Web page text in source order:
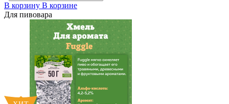
В корзину В корзине
Для пивовара